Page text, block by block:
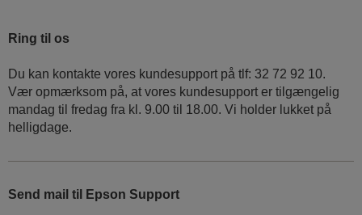
Ring til os
Du kan kontakte vores kundesupport på tlf: 32 72 92 10.
Vær opmærksom på, at vores kundesupport er tilgængelig
mandag til fredag ​​fra kl. 9.00 til 18.00. Vi holder lukket på
helligdage.
Send mail til Epson Support